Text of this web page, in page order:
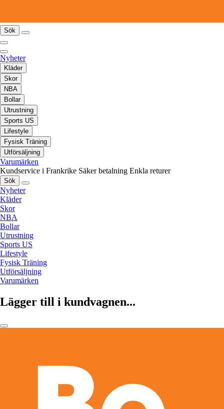
Sök
Nyheter
Kläder
Skor
NBA
Bollar
Utrustning
Sports US
Lifestyle
Fysisk Träning
Utförsäljning
Varumärken
Kundservice i Frankrike Säker betalning Enkla returer
Sök
Nyheter
Kläder
Skor
NBA
Bollar
Utrustning
Sports US
Lifestyle
Fysisk Träning
Utförsäljning
Varumärken
Lägger till i kundvagnen...